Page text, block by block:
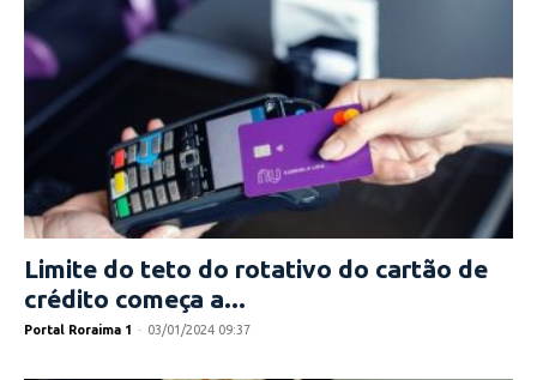
Limite do teto do rotativo do cartão de
crédito começa a...
Portal Roraima 1 - 03/01/2024 09:37